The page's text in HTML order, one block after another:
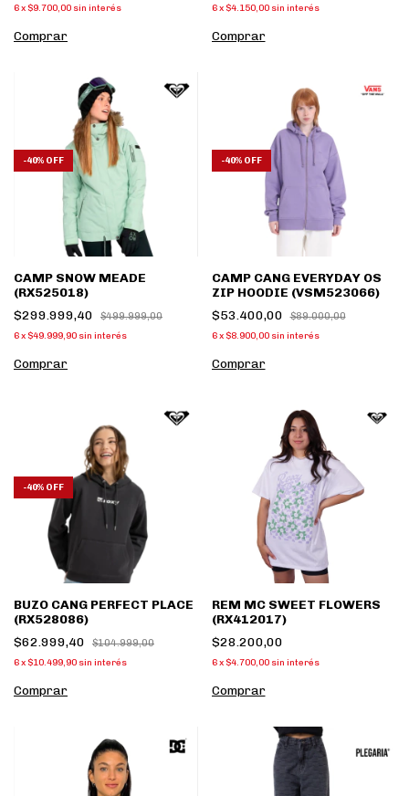
6x $9.700,00 sin interés
Comprar
6 x $4.150,00 sin interés
Comprar
-40% OFF
CAMP SNOW MEADE
(RX525018)
$299.999,40
$499.999,00
6x $49.999,90 sin interés
Comprar
-40% OFF
CAMP CANG EVERYDAY OS
ZIP HOODIE (VSM523066)
$53.400,00
$89.000,00
6 x $8.900,00 sin interés
Comprar
-40% OFF
BUZO CANG PERFECT PLACE
(RX528086)
$62.999,40
$104.999,00
6x $10.499,90 sin interés
Comprar
REM MC SWEET FLOWERS
(RX412017)
$28.200,00
6 x $4.700,00 sin interés
Comprar